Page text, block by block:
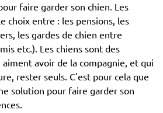
faire garder son chien. Les
choix entre : les pensions, les
les gardes de chien entre
etc.). Les chiens sont des
aiment avoir de la compagnie, et qui
rester seuls. C'est pour cela que
solution pour faire garder son